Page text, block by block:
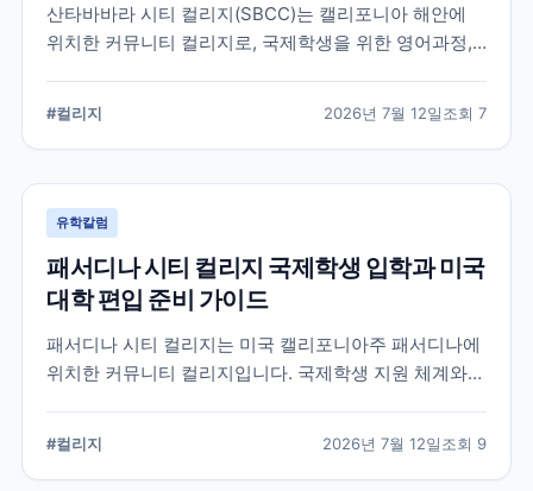
산타바바라 시티 컬리지(SBCC)는 캘리포니아 해안에
위치한 커뮤니티 컬리지로, 국제학생을 위한 영어과정,
서 확인해야 할 사항을 정리했습니다.
#컬리지 2026년 7월 12일조회 7
유학칼럼
패서디나 시티 컬리지 국제학생 입학과 미국
대학 편입 준비 가이드
패서디나 시티 컬리지는 미국 캘리포니아주 패서디나에
위치한 커뮤니티 컬리지입니다. 국제학생 지원 체계와
#컬리지 2026년 7월 12일조회 9